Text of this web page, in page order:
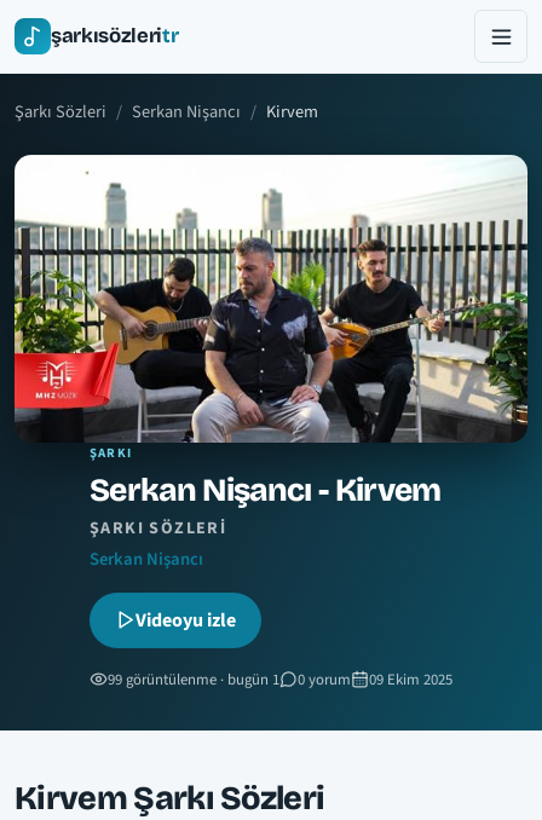
şarkısözleritr
Şarkı Sözleri Serkan Nişancı Kirvem
ŞARKI
Serkan Nişancı - Kirvem
ŞARKI SÖZLERI
Serkan Nişancı
Videoyu izle
99 görüntülenme · bugün 1 0 yorum 09 Ekim 2025
Kirvem Şarkı Sözleri